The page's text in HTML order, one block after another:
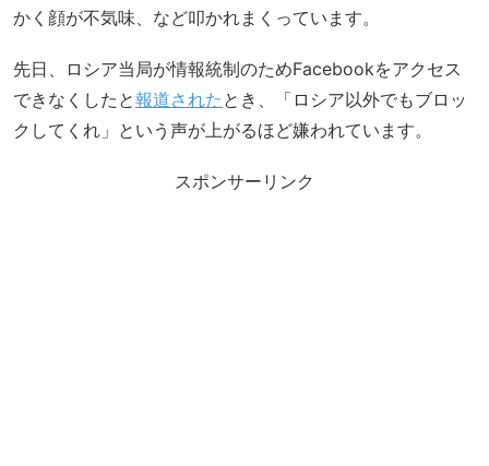
かく顔が不気味、など叩かれまくっています。
先日、ロシア当局が情報統制のためFacebookをアクセス
できなくしたと報道された とき、「ロシア以外でもブロッ
クしてくれ」という声が上がるほど嫌われています。
スポンサーリンク